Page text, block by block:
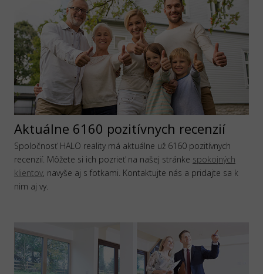
Aktuálne 6160 pozitívnych recenzií
Spoločnosť HALO reality má aktuálne už 6160 pozitívnych
recenzií. Môžete si ich pozrieť na našej stránke spokojných
klientov, navyše aj s fotkami. Kontaktujte nás a pridajte sa k
nim aj vy.